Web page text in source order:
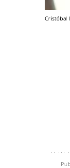
Cristóbal